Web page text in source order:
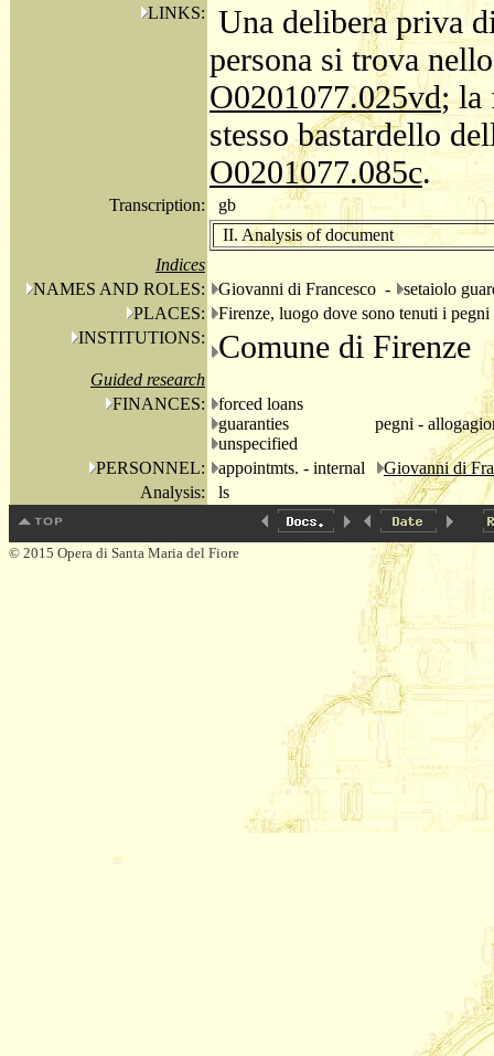
LINKS:
Una delibera priva
persona si trova
O0201077.025vd; la
stesso bastardello
O0201077.085c.
Transcription:
gb
II. Analysis of document
Indices
NAMES AND ROLES:
Giovanni di Francesco -
setaiolo
PLACES:
Firenze, luogo dove sono tenuti i
INSTITUTIONS:
Comune di Firenze
Guided research
FINANCES:
forced loans
guaranties
pegni -
unspecified
PERSONNEL:
appointmts. - internal
Giovanni di
Analysis:
ls
© 2015 Opera di Santa Maria del Fiore